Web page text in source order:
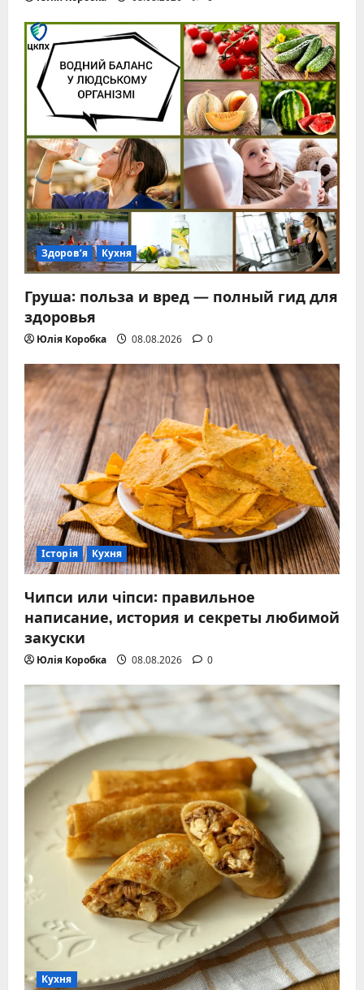
Здоров’я Кухня
Груша: польза и вред — полный гид для
здоровья
Юлія Коробка 08.08.2026 0
Історія Кухня
Чипси или чіпси: правильное
написание, история и секреты любимой
закуски
Юлія Коробка 08.08.2026 0
Кухня